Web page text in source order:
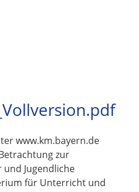
www.km.bayern.de
zur
Jugendliche
für Unterricht und